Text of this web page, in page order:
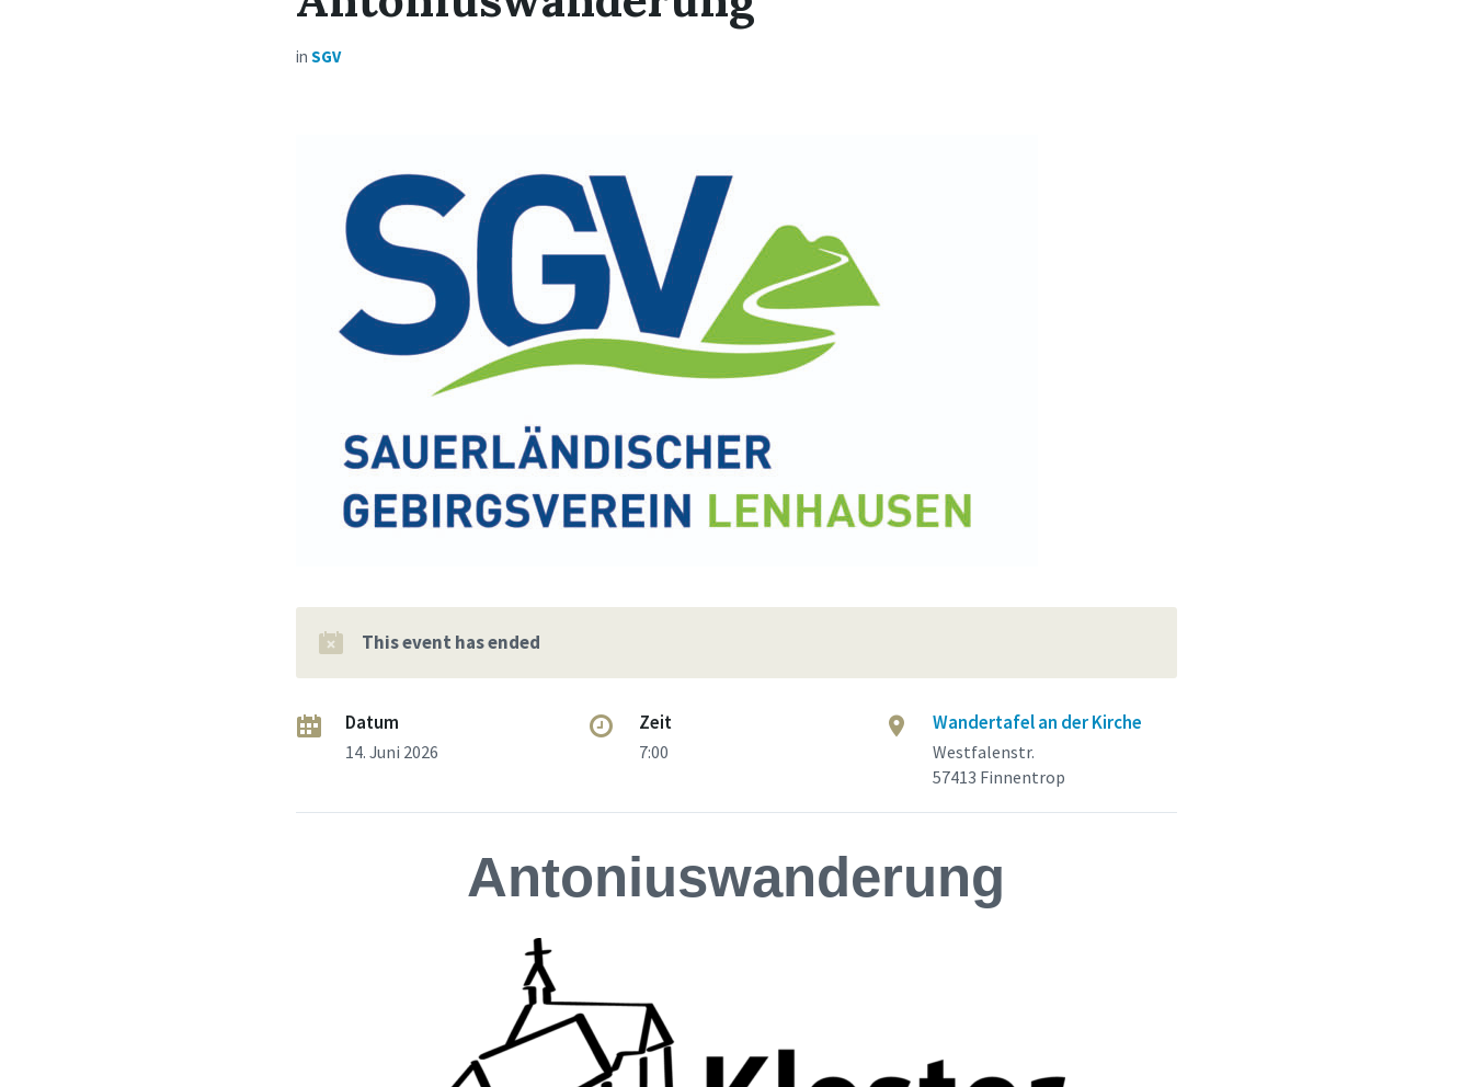
inSGV
This event has ended
Datum
14. Juni 2026
Zeit
7:00
Wandertafel an der Kirche
Westfalenstr.
57413 Finnentrop
Antoniuswanderung